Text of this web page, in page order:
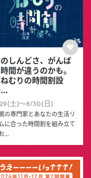
しんどさ、がんば
間が違うのかも。
ねむりの時間割設
土)〜8/30(日)
の専門家とあなたの生活リ
に合った時間割を組み立て
...